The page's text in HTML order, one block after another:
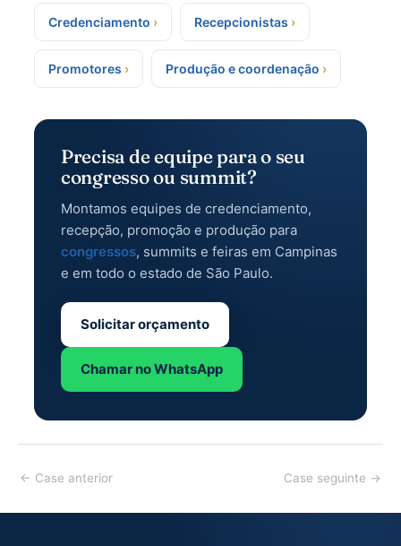
Credenciamento Recepcionistas
Promotores Produção e coordenação
Precisa de equipe para o seu
congresso ou summit?
Montamos equipes de credenciamento,
recepção, promoção e produção para
congressos, summits e feiras em Campinas
e em todo o estado de São Paulo.
Solicitar orçamento
Chamar no WhatsApp
Post
← Case anterior Case seguinte →